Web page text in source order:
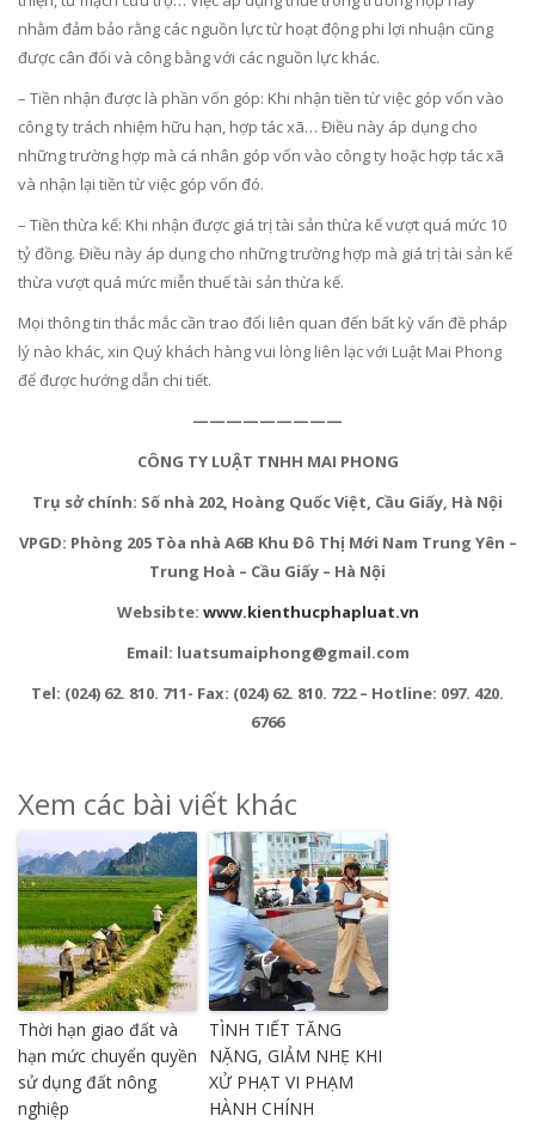
nhằm đảm bảo rằng các nguồn lực từ hoạt động phi lợi nhuận cũng
được cân đối và công bằng với các nguồn lực khác.
– Tiền nhận được là phần vốn góp: Khi nhận tiền từ việc góp vốn vào
công ty trách nhiệm hữu hạn, hợp tác xã… Điều này áp dụng cho
những trường hợp mà cá nhân góp vốn vào công ty hoặc hợp tác xã
và nhận lại tiền từ việc góp vốn đó.
– Tiền thừa kế: Khi nhận được giá trị tài sản thừa kế vượt quá mức 10
tỷ đồng. Điều này áp dụng cho những trường hợp mà giá trị tài sản kế
thừa vượt quá mức miễn thuế tài sản thừa kế.
Mọi thông tin thắc mắc cần trao đổi liên quan đến bất kỳ vấn đề pháp
lý nào khác, xin Quý khách hàng vui lòng liên lạc với Luật Mai Phong
để được hướng dẫn chi tiết.
—————————
CÔNG TY LUẬT TNHH MAI PHONG
Trụ sở chính: Số nhà 202, Hoàng Quốc Việt, Cầu Giấy, Hà Nội
VPGD: Phòng 205 Tòa nhà A6B Khu Đô Thị Mới Nam Trung Yên –
Trung Hoà – Cầu Giấy – Hà Nội
Websibte: www.kienthucphapluat.vn
Email: luatsumaiphong@gmail.com
Tel: (024) 62. 810. 711- Fax: (024) 62. 810. 722 – Hotline: 097. 420.
6766
Xem các bài viết khác
Thời hạn giao đất và
hạn mức chuyển quyền
sử dụng đất nông
nghiệp
TÌNH TIẾT TĂNG
NẶNG, GIẢM NHẸ KHI
XỬ PHẠT VI PHẠM
HÀNH CHÍNH